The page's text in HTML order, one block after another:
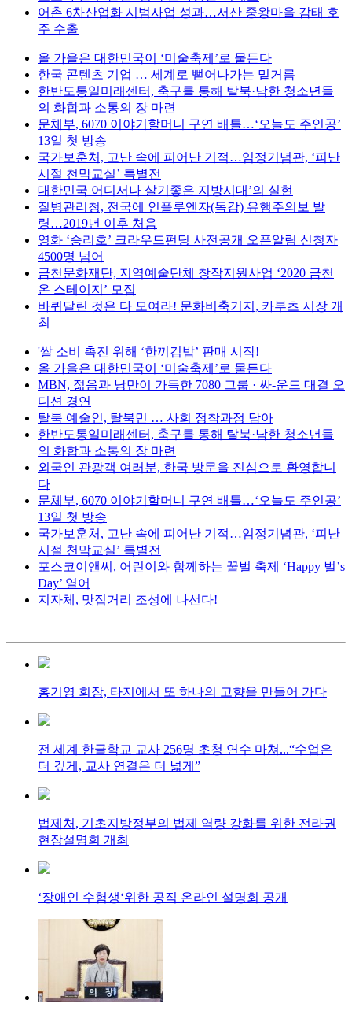
어촌 6차산업화 시범사업 성과…서산 중왕마을 감태 호
주 수출
올 가을은 대한민국이 ‘미술축제’로 물든다
한국 콘텐츠 기업 … 세계로 뻗어나가는 밑거름
한반도통일미래센터, 축구를 통해 탈북·남한 청소년들
의 화합과 소통의 장 마련
문체부, 6070 이야기할머니 구연 배틀…‘오늘도 주인공’
13일 첫 방송
국가보훈처, 고난 속에 피어난 기적…임정기념관, ‘피난
시절 천막교실’ 특별전
대한민국 어디서나 살기좋은 지방시대’의 실현
질병관리청, 전국에 인플루엔자(독감) 유행주의보 발
령…2019년 이후 처음
영화 ‘승리호’ 크라우드펀딩 사전공개 오픈알림 신청자
4500명 넘어
금천문화재단, 지역예술단체 창작지원사업 ‘2020 금천
온 스테이지’ 모집
바퀴달린 것은 다 모여라! 문화비축기지, 카부츠 시장 개
최
'쌀 소비 촉진 위해 ‘한끼김밥’ 판매 시작!
올 가을은 대한민국이 ‘미술축제’로 물든다
MBN, 젊음과 낭만이 가득한 7080 그룹 · 싸-운드 대결 오
디션 경연
탈북 예술인, 탈북민 … 사회 정착과정 담아
한반도통일미래센터, 축구를 통해 탈북·남한 청소년들
의 화합과 소통의 장 마련
외국인 관광객 여러분, 한국 방문을 진심으로 환영합니
다
문체부, 6070 이야기할머니 구연 배틀…‘오늘도 주인공’
13일 첫 방송
국가보훈처, 고난 속에 피어난 기적…임정기념관, ‘피난
시절 천막교실’ 특별전
포스코이앤씨, 어린이와 함께하는 꿀벌 축제 ‘Happy 벌’s
Day’ 열어
지자체, 맛집거리 조성에 나선다!
홍기영 회장, 타지에서 또 하나의 고향을 만들어 가다
전 세계 한글학교 교사 256명 초청 연수 마쳐...“수업은
더 깊게, 교사 연결은 더 넓게”
법제처, 기초지방정부의 법제 역량 강화를 위한 전라권
현장설명회 개최
‘장애인 수험생‘위한 공직 온라인 설명회 공개